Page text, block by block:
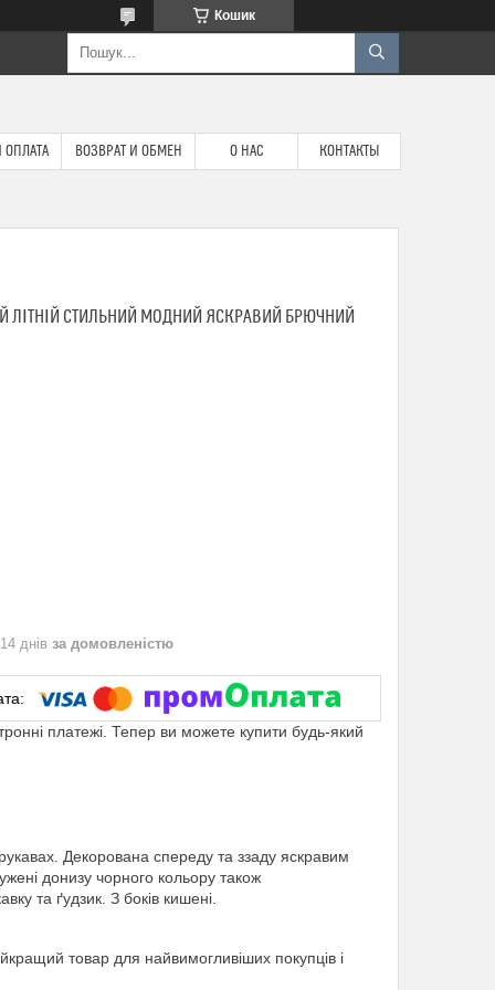
Кошик
ОПЛАТА ВОЗВРАТ И ОБМЕН О НАС КОНТАКТЫ
СТИЛЬНИЙ МОДНИЙ ЯСКРАВИЙ БРЮЧНИЙ
днів за домовленістю
платежі. Тепер ви можете купити будь-який
Декорована спереду та ззаду яскравим
донизу чорного кольору також
та ґудзик. З боків кишені.
товар для найвимогливіших покупців і